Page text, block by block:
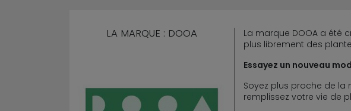
LA MARQUE : DOOA
La marque DOOA a été
plus librement des
Essayez un nouveau
Soyez plus proche de la
remplissez votre vie de